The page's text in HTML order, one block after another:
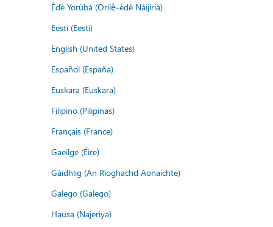
Èdè Yorùbá (Orilẹ̀-èdè Nàìjíríà)
Eesti (Eesti)
English (United States)
Español (España)
Euskara (Euskara)
Filipino (Pilipinas)
Français (France)
Gaeilge (Éire)
Gàidhlig (An Rìoghachd Aonaichte)
Galego (Galego)
Hausa (Najeriya)